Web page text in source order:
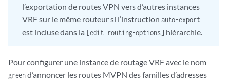
l’exportation de routes VPN vers d’autres instances
VRF sur le même routeur si l’instruction auto-export
est incluse dans la [edit routing-options] hiérarchie.
Pour configurer une instance de routage VRF avec le nom
greend’annoncer les routes MVPN des familles d’adresses